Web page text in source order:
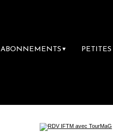
ABONNEMENTS ▼